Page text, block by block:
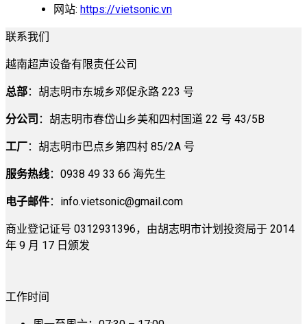
网站: https://vietsonic.vn
联系我们
越南超声设备有限责任公司
总部：胡志明市东城乡邓促永路 223 号
分公司 ：胡志明市春岱山乡美和四村国道 22 号 43/5B
工厂：胡志明市巴点乡第四村 85/2A 号
服务热线：0938 49 33 66 海先生
电子邮件： info.vietsonic@gmail.com
商业登记证号 0312931396，由胡志明市计划投资局于 2014
年 9 月 17 日颁发
工作时间